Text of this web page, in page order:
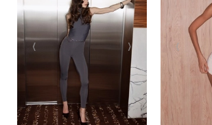
‹ › ‹